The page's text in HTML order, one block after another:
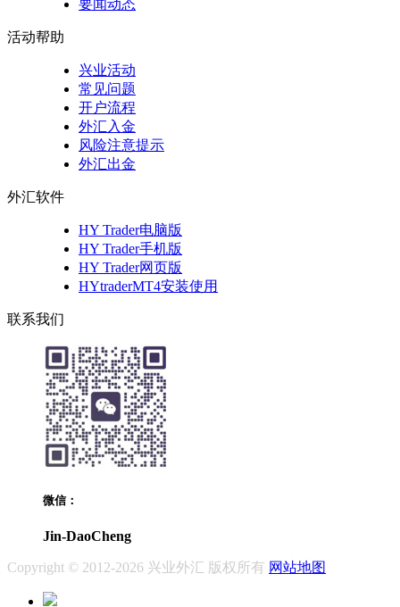
要闻动态
活动帮助
兴业活动
常见问题
开户流程
外汇入金
风险注意提示
外汇出金
外汇软件
HY Trader电脑版
HY Trader手机版
HY Trader网页版
HYtraderMT4安装使用
联系我们
微信：
Jin-DaoCheng
Copyright © 2012-2026 兴业外汇 版权所有 网站地图